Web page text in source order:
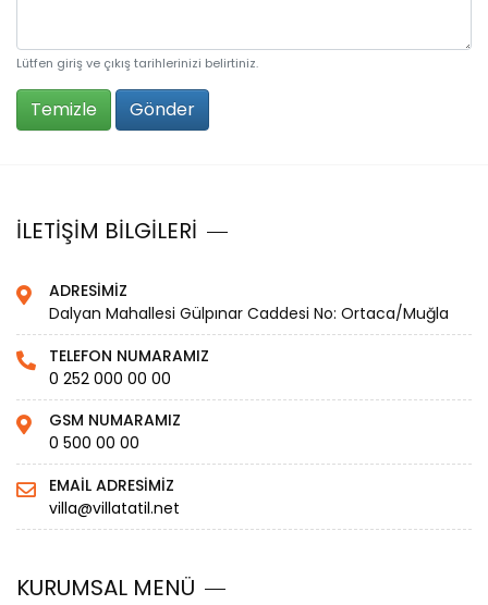
Lütfen giriş ve çıkış tarihlerinizi belirtiniz.
Temizle Gönder
İLETİŞİM BİLGİLERİ
ADRESİMİZ
Dalyan Mahallesi Gülpınar Caddesi No: Ortaca/Muğla
TELEFON NUMARAMIZ
0 252 000 00 00
GSM NUMARAMIZ
0 500 00 00
EMAİL ADRESİMİZ
villa@villatatil.net
KURUMSAL MENÜ